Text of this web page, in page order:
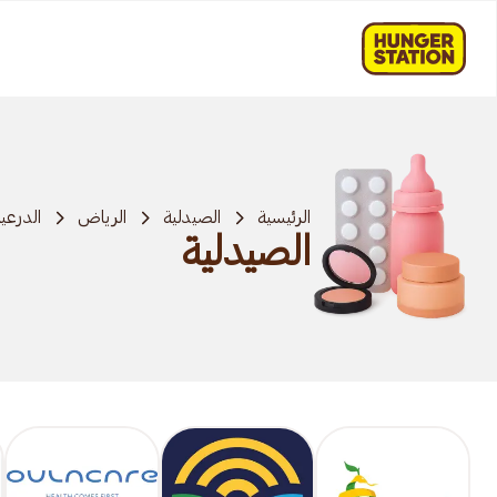
الرئيسية الصيدلية الرياض
الصيدلية